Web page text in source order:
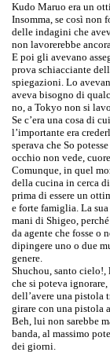
Kudo Maruo era un
Insomma, se così non
delle indagini che
non lavorerebbe
E poi gli avevano
prova schiacciante
spiegazioni. Lo
aveva bisogno di
no, a Tokyo non si
Se c’era una cosa di
l’importante era
sperava che So
occhio non vede,
Comunque, in quel
della cucina in cerca
prima di essere un
e forte famiglia. La
mani di Shigeo,
da agente che fosse o
dipingere uno o due
genere.
Shuchou, santo cielo!,
che si poteva
dell’avere una pistola
girare con una pistola
Beh, lui non sarebbe
banda, al massimo
dei giorni.